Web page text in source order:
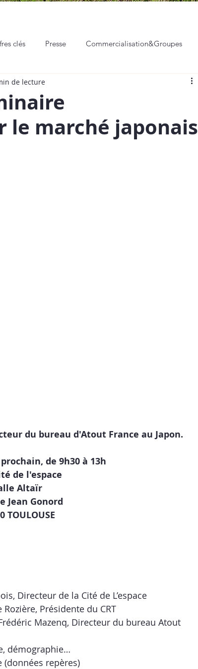
clés Presse Commercialisation&Groupes
& Marketing Professionnalisation des acteurs
Vie de l'ADT
marché japonais
de lecture
du bureau d'Atout France au Japon.
de 9h30 à 13h
de l'espace
Altaïr
Jean Gonord
TOULOUSE
Directeur de la Cité de L’espace
Présidente du CRT
Mazenq, Directeur du bureau Atout
démographie…
repères)